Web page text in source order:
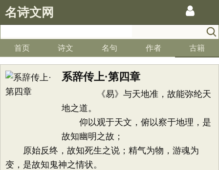
名诗文网
首页 诗文 名句 作者 古籍
系辞传上·第四章
《易》与天地准，故能弥纶天
地之道。
仰以观于天文，俯以察于地理，是
故知幽明之故；
原始反终，故知死生之说；精气为物，游魂为
变，是故知鬼神之情状。